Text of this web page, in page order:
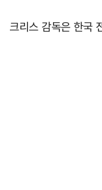
크리스 감독은 한국